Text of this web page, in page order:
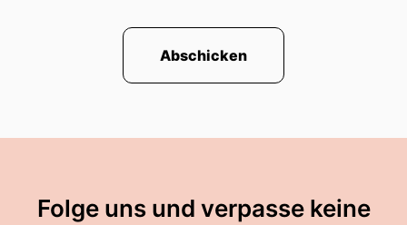
00:01:19: Der BEV fordert deshalb unter
anderem besseren Sonnenschutz, moderne
Schulen deutlich Handlungsbedarf.
Abschicken
Folge uns und verpasse keine